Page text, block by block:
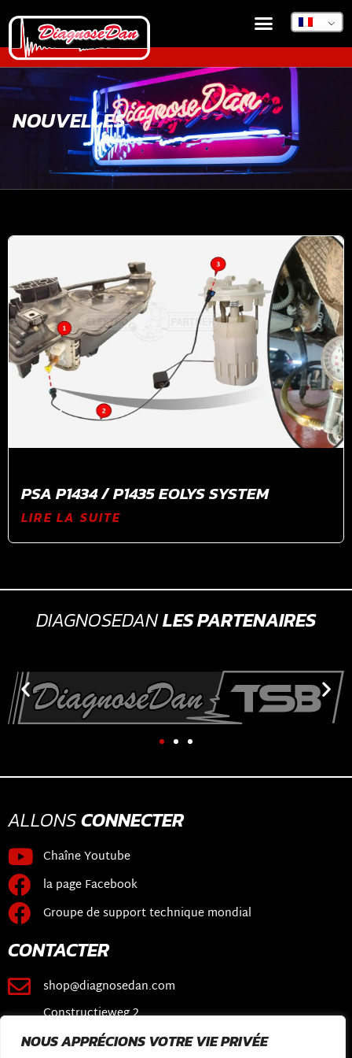
NOUS APPRÉCIONS VOTRE VIE PRIVÉE
NOUVELLES
PSA P1434 / P1435 EOLYS SYSTEM
LIRE LA SUITE
DIAGNOSEDANLES PARTENAIRES
ALLONSCONNECTER
Chaîne Youtube
la page Facebook
Groupe de support technique mondial
CONTACTER
shop@diagnosedan.com
Constructieweg 2
3641 SB Mijdrecht